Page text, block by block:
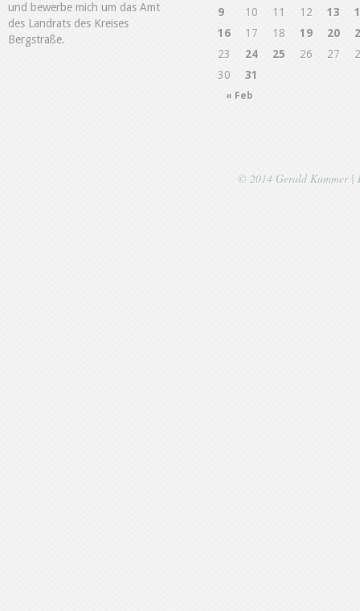
und bewerbe mich um das Amt
des Landrats des Kreises
Bergstraße.
« Feb
9
10 11 12 13
16
17 18 19 20
23
24 25 26 27
30
31
© 2014 Gerald Kummer |